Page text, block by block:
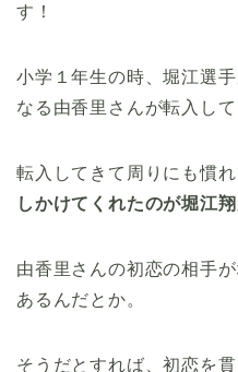
す！
小学１年生の時、堀江選
なる由香里さんが転入して
転入してきて周りにも慣
しかけてくれたのが堀江
由香里さんの初恋の相手
あるんだとか。
そうだとすれば、初恋を